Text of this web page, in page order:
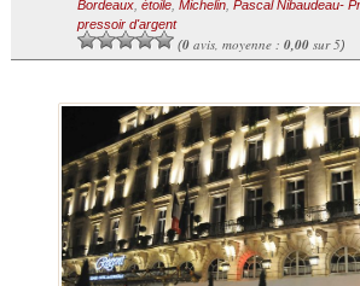
Bordeaux, étoile, Michelin, Pascal Nibaudeau-
pressoir d'argent
(0avis, moyenne : 0,00sur 5)